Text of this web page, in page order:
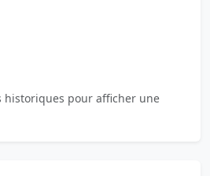
historiques pour afficher une